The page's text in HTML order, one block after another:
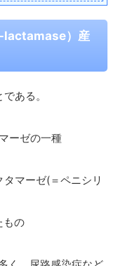
）産
ある。
ーゼの一種
マーゼ(＝ペニシリ
もの